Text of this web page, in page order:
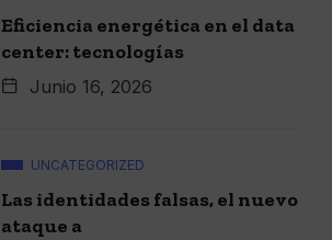
Eficiencia energética en el data
center: tecnologías
Junio 16, 2026
UNCATEGORIZED
Las identidades falsas, el nuevo
ataque a